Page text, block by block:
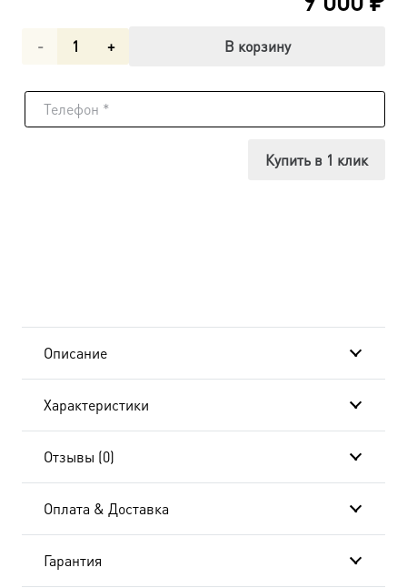
Количество
Икона
B-
В корзину
Купить в 1 клик
Описание
Характеристики
Отзывы (0)
Оплата & Доставка
Гарантия